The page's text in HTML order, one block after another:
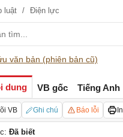
luật Điện lực
văn bản (phiên bản cũ)
dung VB gốc Tiếng Anh
VB Ghi chú Báo lỗi In
Đã biết